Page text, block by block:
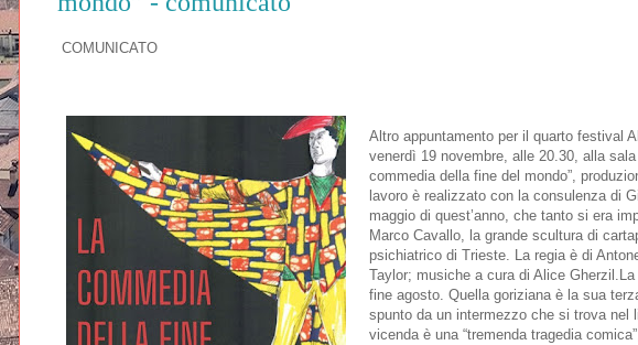
COMUNICATO
Altro appuntamento per il quarto festival
venerdì 19 novembre, alle 20.30, alla
commedia della fine del mondo”,
lavoro è realizzato con la consulenza di
maggio di quest’anno, che tanto si era
Marco Cavallo, la grande scultura di
psichiatrico di Trieste. La regia è di
Taylor; musiche a cura di Alice
fine agosto. Quella goriziana è la sua
spunto da un intermezzo che si trova nel
vicenda è una “tremenda tragedia